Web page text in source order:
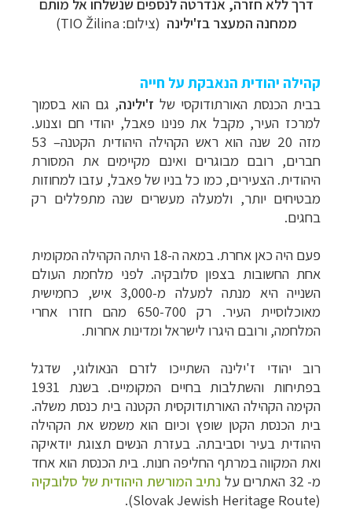
דרך ללא חזרה, אנדרטה לנספים שנשלחו אל מותם
ממחנה המעצר בז'ילינה (צילום: TIO Žilina
)
קהילה יהודית הנאבקת על חייה
בבית הכנסת האורתודוקסי של ז'ילינה, גם הוא בסמוך
למרכז העיר, מקבל את פנינו פאבל, יהודי חם וצנוע.
מזה 20 שנה הוא ראש הקהילה היהודית הקטנה– 53
חברים, רובם מבוגרים ואינם מקיימים את המסורת
היהודית. הצעירים, כמו כל בניו של פאבל, עזבו למחוזות
מבטיחים יותר, ולמעלה מעשרים שנה מתפללים רק
בחגים.
פעם היה כאן אחרת. במאה ה-18 היתה הקהילה המקומית
אחת החשובות בצפון סלובקיה. לפני מלחמת העולם
השנייה היא מנתה למעלה מ-3,000 איש, כחמישית
מאוכלוסיית העיר. רק 650-700 מהם חזרו אחרי
המלחמה, ורובם היגרו לישראל ומדינות אחרות.
רוב יהודי ז'ילינה השתייכו לזרם הנאולוגי, שדגל
בפתיחות והשתלבות בחיים המקומיים. בשנת 1931
הקימה הקהילה האורתודוקסית הקטנה בית כנסת משלה.
בית הכנסת הקטן שופץ וכיום הוא משמש את הקהילה
היהודית בעיר וסביבתה. בעזרת הנשים תצוגת יודאיקה
ואת המקווה במרתף החליפה חנות. בית הכנסת הוא אחד
מ- 32 האתרים על
נתיב המורשת היהודית של סלובקיה
(
Slovak Jewish Heritage Route
).